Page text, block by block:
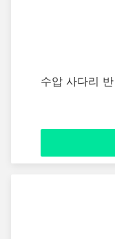
수압 사다리